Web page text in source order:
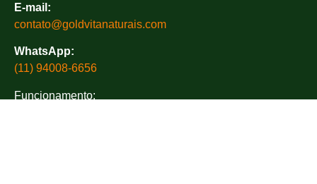
E-mail:
contato@goldvitanaturais.com
WhatsApp:
(11) 94008-6656
Funcionamento: